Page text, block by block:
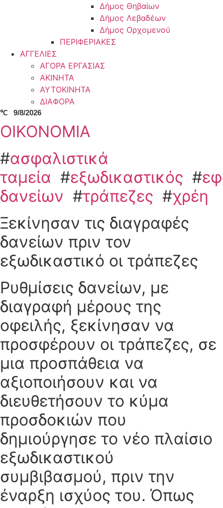
Δήμος Θηβαίων
Δήμος Λεβαδέων
Δήμος Ορχομενού
ΠΕΡΙΦΕΡΙΑΚΕΣ
ΑΓΓΕΛΙΕΣ
ΑΓΟΡΑ ΕΡΓΑΣΙΑΣ
ΑΚΙΝΗΤΑ
ΑΥΤΟΚΙΝΗΤΑ
ΔΙΑΦΟΡΑ
℃ 9/8/2026
ΟΙΚΟΝΟΜΙΑ
#ασφαλιστικά
ταμεία #εξωδικαστικός #
δανείων #τράπεζες #χρέη
Ξεκίνησαν τις διαγραφές
δανείων πριν τον
εξωδικαστικό οι τράπεζες
Ρυθμίσεις δανείων, με
διαγραφή μέρους της
οφειλής, ξεκίνησαν να
προσφέρουν οι τράπεζες, σε
μια προσπάθεια να
αξιοποιήσουν και να
διευθετήσουν το κύμα
προσδοκιών που
δημιούργησε το νέο πλαίσιο
εξωδικαστικού
συμβιβασμού, πριν την
έναρξη ισχύος του. Όπως